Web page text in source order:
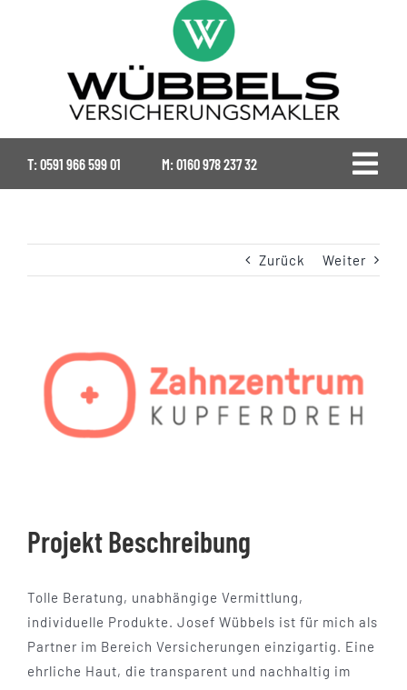
T: 0591 966 599 01 M:0160 978 237 32
Gewerbe
Ansprechpartner
Zurück Weiter
Larger
Image
Projekt Beschreibung
Tolle Beratung, unabhängige Vermittlung,
individuelle Produkte. Josef Wübbels ist für mich als
Partner im Bereich Versicherungen einzigartig. Eine
ehrliche Haut, die transparent und nachhaltig im